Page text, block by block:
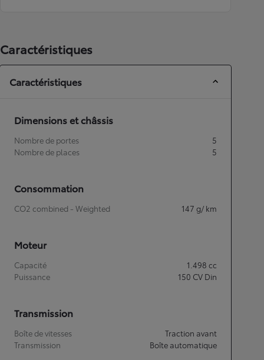
Caractéristiques
Caractéristiques
Dimensions et châssis
Nombre de portes
5
Nombre de places
5
Consommation
CO2 combined - Weighted 147 g/ km
Moteur
Capacité 1.498 cc
Puissance
150 CV Din
Transmission
Boîte de vitesses
Traction avant
Transmission
Boîte automatique